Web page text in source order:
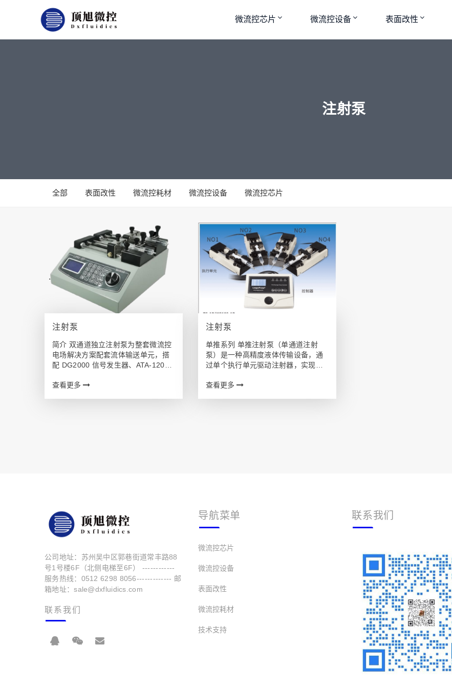
微流控芯片 微流控设备 表面改性
注射泵
全部 表面改性 微流控耗材 微流控设备 微流控芯片
注射泵
简介 双通道独立注射泵为整套微流控
电场解决方案配套流体输送单元，搭
配 DG2000 信号发生器、ATA-1200C
输送微量流体，稳定实现液滴生成、
查看更多
注射泵
单推系列 单推注射泵（单通道注射
泵）是一种高精度液体传输设备，通
过单个执行单元驱动注射器，实现微
于实验室、医疗和工业领域，尤其适
查看更多
公司地址：苏州吴中区郭巷街道常丰路88
号1号楼6F（北侧电梯至6F） ------------
服务热线：0512 6298 8056------------- 邮
箱地址：sale@dxfluidics.com
联系我们
导航菜单
微流控芯片
微流控设备
表面改性
微流控耗材
技术支持
联系我们